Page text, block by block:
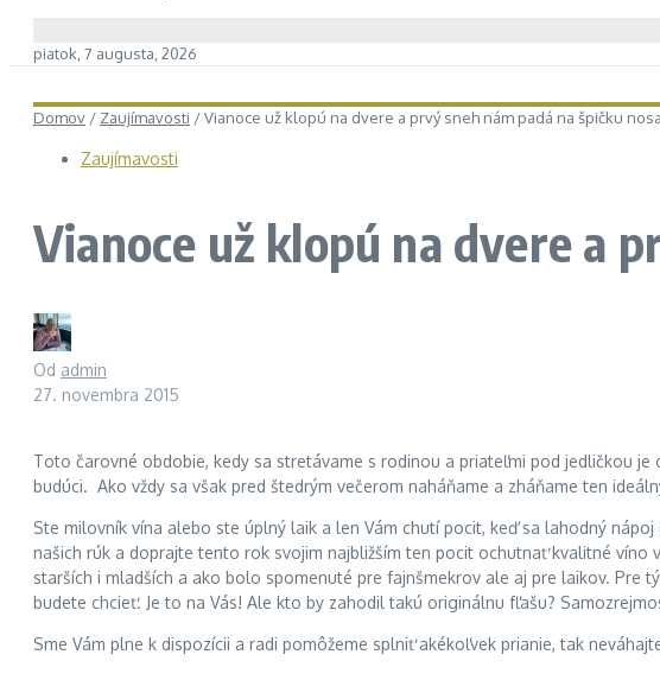
piatok, 7 augusta, 2026
Domov / Zaujímavosti /Vianoce už klopú na dvere a prvý sneh nám padá na špičku nosa
Zaujímavosti
Vianoce už klopú na dvere a
Od admin
27. novembra 2015
Toto čarovné obdobie, kedy sa stretávame s rodinou a priateľmi pod jedličkou
budúci. Ako vždy sa však pred štedrým večerom naháňame a zháňame ten
Ste milovník vína alebo ste úplný laik a len Vám chutí pocit, keď sa lahodný
našich rúk a doprajte tento rok svojim najbližším ten pocit ochutnať kvalitné víno
starších i mladších a ako bolo spomenuté pre fajnšmekrov ale aj pre laikov.
budete chcieť. Je to na Vás! Ale kto by zahodil takú originálnu fľašu?
Sme Vám plne k dispozícii a radi pomôžeme splniť akékoľvek prianie, tak